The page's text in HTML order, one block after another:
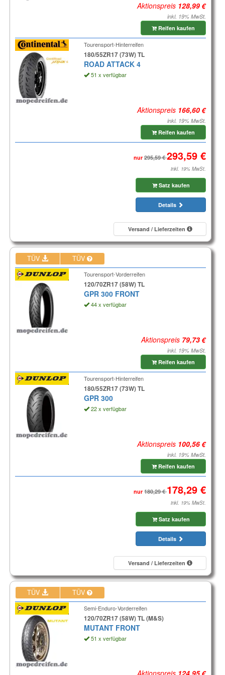
Aktionspreis
inkl. 19% MwSt.
Reifen kaufen
Tourensport-Hinterreifen
180/55ZR17 (73W) TL
ROAD ATTACK 4
51 x verfügbar
Aktionspreis
inkl. 19% MwSt.
Reifen kaufen
nur
inkl. 19% MwSt.
Satz kaufen
Details
Versand / Lieferzeiten
TÜV TÜV
Tourensport-Vorderreifen
120/70ZR17 (58W) TL
GPR 300 FRONT
44 x verfügbar
Aktionspreis
inkl. 19% MwSt.
Reifen kaufen
Tourensport-Hinterreifen
180/55ZR17 (73W) TL
GPR 300
22 x verfügbar
Aktionspreis
inkl. 19% MwSt.
Reifen kaufen
nur
inkl. 19% MwSt.
Satz kaufen
Details
Versand / Lieferzeiten
TÜV TÜV
Semi-Enduro-Vorderreifen
120/70ZR17 (58W) TL (M&S)
MUTANT FRONT
51 x verfügbar